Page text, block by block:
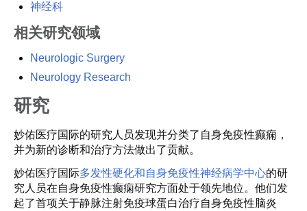
神经科
相关研究领域
Neurologic Surgery
Neurology Research
研究
妙佑医疗国际的研究人员发现并分类了自身免疫性癫痫，
并为新的诊断和治疗方法做出了贡献。
妙佑医疗国际多发性硬化和自身免疫性神经病学中心的研
究人员在自身免疫性癫痫研究方面处于领先地位。他们发
起了首项关于静脉注射免疫球蛋白治疗自身免疫性脑炎